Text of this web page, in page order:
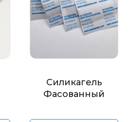
Силикагель
Фасованный